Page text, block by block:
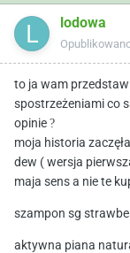
lodowa
to ja wam
spostrzeżeniami co
opinie?
moja historia
dew ( wersja
maja sens a nie te
szampon sg
aktywna piana